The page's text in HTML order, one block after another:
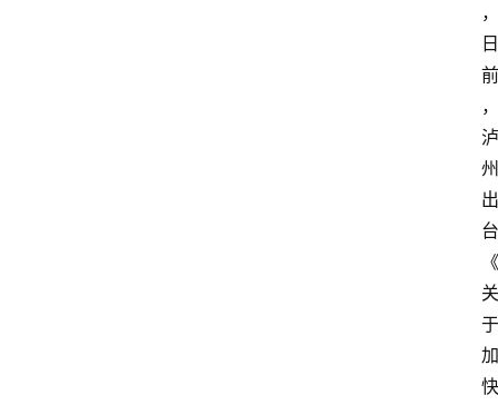
，
日
前
，
泸
州
出
台
《
关
于
加
快